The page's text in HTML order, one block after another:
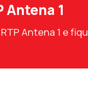
Antena 1
Antena 1 e